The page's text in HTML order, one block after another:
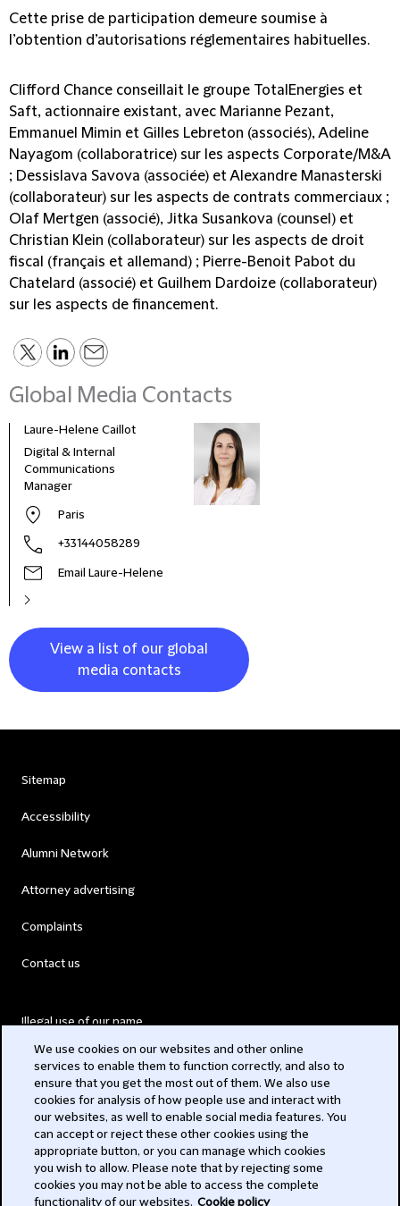
Cette prise de participation demeure soumise à
l’obtention d’autorisations réglementaires habituelles.
Clifford Chance conseillait le groupe TotalEnergies et
Saft, actionnaire existant, avec Marianne Pezant,
Emmanuel Mimin et Gilles Lebreton (associés), Adeline
Nayagom (collaboratrice) sur les aspects Corporate/M&A
; Dessislava Savova (associée) et Alexandre Manasterski
(collaborateur) sur les aspects de contrats commerciaux ;
Olaf Mertgen (associé), Jitka Susankova (counsel) et
Christian Klein (collaborateur) sur les aspects de droit
fiscal (français et allemand) ; Pierre-Benoit Pabot du
Chatelard (associé) et Guilhem Dardoize (collaborateur)
sur les aspects de financement.
Global Media Contacts
Laure-Helene Caillot
Digital & Internal
Communications
Manager
Paris
+33144058289
Email Laure-Helene
View a list of our global
media contacts
Sitemap
Accessibility
Alumni Network
Attorney advertising
Complaints
Contact us
Illegal use of our name
Modern Slavery Act
Privacy
Subscribe
We use cookies on our websites and other online
services to enable them to function correctly, and also to
ensure that you get the most out of them. We also use
cookies for analysis of how people use and interact with
our websites, as well to enable social media features. You
can accept or reject these other cookies using the
appropriate button, or you can manage which cookies
you wish to allow. Please note that by rejecting some
cookies you may not be able to access the complete
functionality of our websites. Cookie policy